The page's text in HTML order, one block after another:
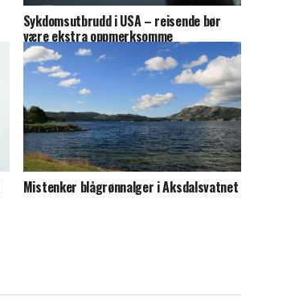
Sykdomsutbrudd i USA – reisende bør
være ekstra oppmerksomme
Mistenker blågrønnalger i Aksdalsvatnet